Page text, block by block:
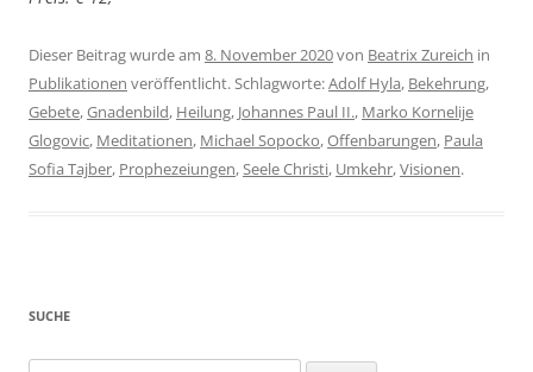
Dieser Beitrag wurde am 8. November 2020von Beatrix Zureich in
Publikationen veröffentlicht. Schlagworte:Adolf Hyla, Bekehrung,
Gebete,Gnadenbild, Heilung, Johannes Paul II., Marko Kornelije
Glogovic, Meditationen, Michael Sopocko,Offenbarungen, Paula
Sofia Tajber, Prophezeiungen,Seele Christi, Umkehr,Visionen.
SUCHE